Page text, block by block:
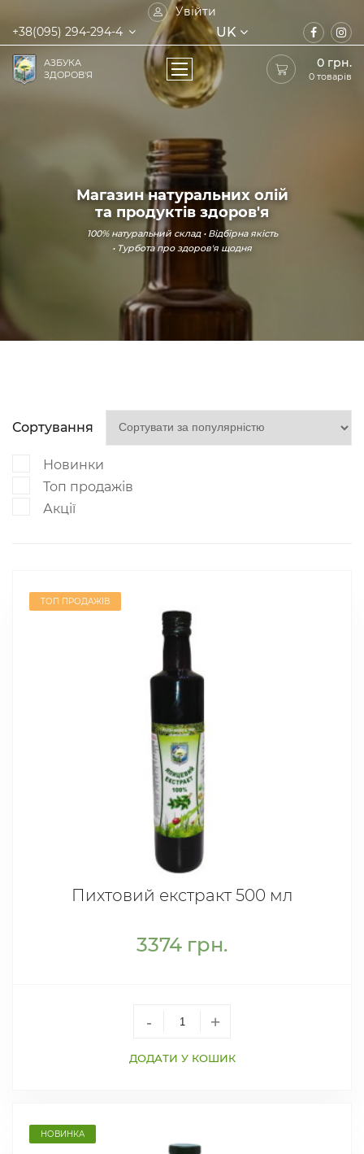
Увійти
+38(095) 294-294-4
UK
АЗБУКА
ЗДОРОВ'Я
0 грн.
0 товарів
Магазин натуральних олій
та продуктів здоров'я
100% натуральний склад • Відбірна якість
• Турбота про здоров'я щодня
Новинки
Топ продажів
Акції
Сортування
ТОП ПРОДАЖІВ
Пихтовий екстракт 500 мл
3374 грн.
- +
ДОДАТИ У КОШИК
НОВИНКА